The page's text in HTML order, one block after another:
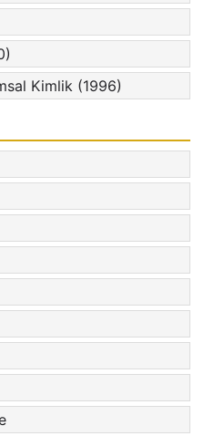
Kimlik (1996)